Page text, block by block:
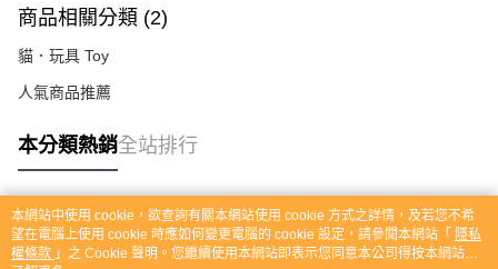
商品相關分類 (2)
貓．玩具 Toy
人氣商品推薦
本分類熱銷全站排行
熱門標籤
本網站中使用 cookie，欲查詢有關本網站使用 cookie 方式之詳情，及若您不希
望在電腦上使用 cookie 時應如何變更電腦的 cookie 設定，請參閱本網站「 隱私
權條款 」之 Cookie 聲明。您繼續使用本網站即表示您同意本公司得按本網站使